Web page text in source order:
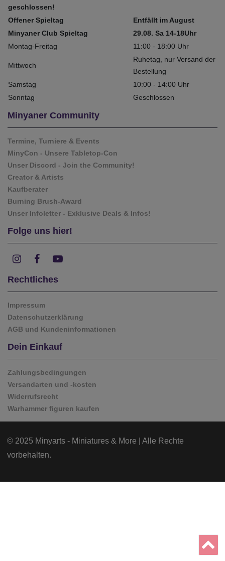
geschlossen!
Offener Spieltag
Entfällt im August
Minyaner Club Spieltag
29.08. Sa 14-18Uhr
Montag-Freitag
11:00 - 18:00 Uhr
Mittwoch
Ruhetag, nur Versand der
Bestellung
Samstag
10:00 - 14:00 Uhr
Sonntag
Geschlossen
Minyaner Community
Termine, Turniere & Events
MinyCon - Unsere Tabletop-Con
Unser Discord - Join the Community!
Creator & Artists
Kaufberater
Burning Brush-Award
Unser Infoletter - Exklusive Deals & Infos!
Folge uns hier!
Rechtliches
Impressum
Datenschutzerklärung
AGB und Kundeninformationen
Dein Einkauf
Zahlungsbedingungen
Versandarten und -kosten
Widerrufsrecht
Warhammer figuren kaufen
© 2025 Minyarts - Miniatures & More | Alle Rechte
vorbehalten.